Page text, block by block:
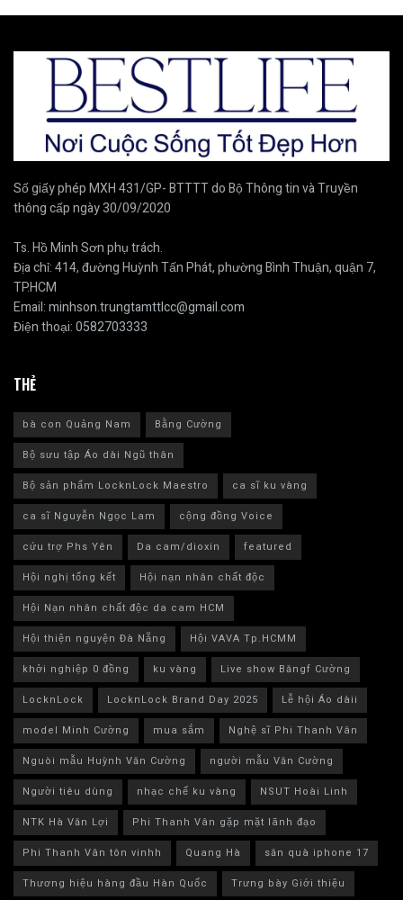
Số giấy phép MXH 431/GP- BTTTT do Bộ Thông tin và Truyền
thông cấp ngày 30/09/2020
Ts. Hồ Minh Sơn phụ trách.
Địa chỉ: 414, đường Huỳnh Tấn Phát, phường Bình Thuận, quận 7,
TP.HCM
Email:minhson.trungtamttlcc@gmail.com
Điện thoại:0582703333
THẺ
bà con Quảng Nam
Bằng Cường
Bộ sưu tập Áo dài Ngũ thân
Bộ sản phẩm LocknLock Maestro
ca sĩ ku vàng
ca sĩ Nguyễn Ngọc Lam
cộng đồng Voice
cứu trợ Phs Yên
Da cam/dioxin
featured
Hội nghị tổng kết
Hội nạn nhân chất độc
Hội Nạn nhân chất độc da cam HCM
Hội thiện nguyện Đà Nẵng
Hội VAVA Tp.HCMM
khởi nghiệp 0 đồng
ku vàng
Live show Băngf Cường
LocknLock
LocknLock Brand Day 2025
Lễ hội Áo dàii
model Minh Cường
mua sắm
Nghệ sĩ Phi Thanh Vân
Nguòi mẫu Huỳnh Văn Cường
người mẫu Văn Cường
Người tiêu dùng
nhạc chế ku vàng
NSUT Hoài Linh
NTK Hà Văn Lợi
Phi Thanh Vân gặp mặt lãnh đạo
Phi Thanh Vân tôn vinhh
Quang Hà
săn quà iphone 17
Thương hiệu hàng đầu Hàn Quốc
Trưng bày Giới thiệu